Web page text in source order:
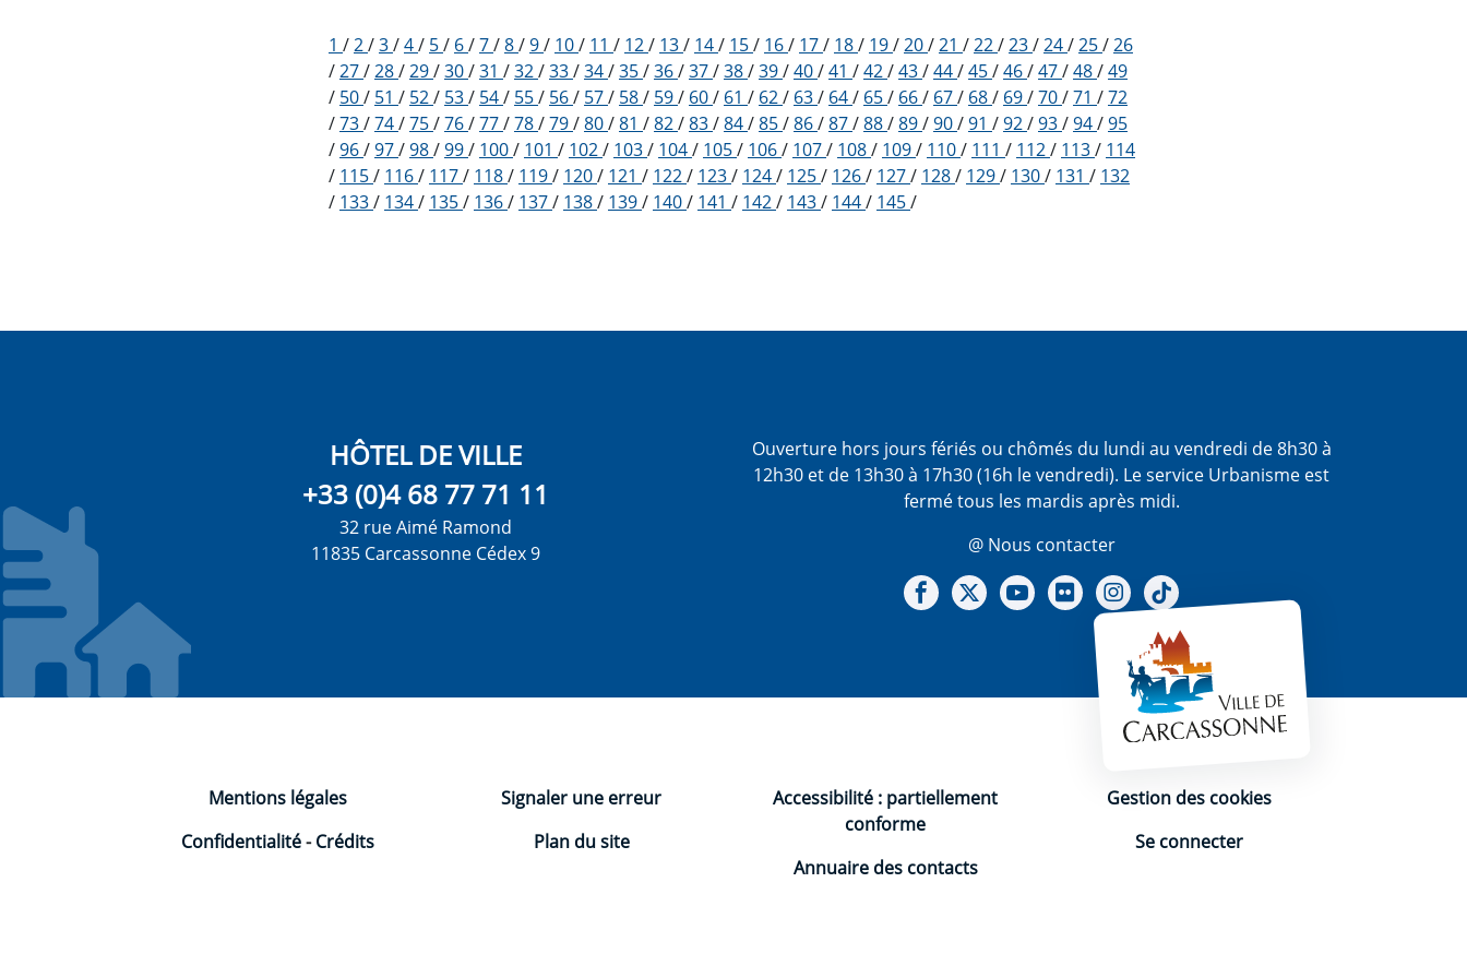
1 /2/3/4/ 5/ 6/7/8/9/ 10/ 11 / 12/ 13/ 14/ 15/ 16/ 17/ 18/ 19/20/21 /22/23/24/25/26
/27/28/29/30/31 /32/33/34/35/36/37/38/39/40/41 /42/43/44/45/46/47/48/49
/ 50/ 51 / 52/ 53/ 54/ 55/ 56/ 57/ 58/ 59/ 60/ 61 / 62/ 63/ 64/ 65/ 66/ 67/ 68/ 69/70/71 /72
/73/74/75/76/77/78/79/80/81 /82/83/84/85/86/87/88/89/90/91 /92/93/94/95
/96/97/98/99/ 100/ 101 / 102/ 103/ 104/ 105/ 106/ 107/ 108/ 109/ 110/ 111 / 112/ 113/ 114
/ 115/ 116/ 117/ 118/ 119/ 120/ 121 / 122/ 123/ 124/ 125/ 126/ 127/ 128/ 129/ 130/ 131 / 132
/ 133/ 134/ 135/ 136/ 137/ 138/ 139/ 140/ 141 / 142/ 143/ 144/ 145/
HÔTEL DE VILLE
+33 (0)4 68 77 71 11
32 rue Aimé Ramond
11835 Carcassonne Cédex 9
Ouverture hors jours fériés ou chômés du lundi au vendredi de 8h30 à
12h30 et de 13h30 à 17h30 (16h le vendredi). Le service Urbanisme est
fermé tous les mardis après midi.
@ Nous contacter
Notre Facebook
Notre X - (twitter)
Notre chaine Youtube
Notre Gallerie sur Flickr
Notre Instagram
Mentions légales
Confidentialité-Crédits
Signaler une erreur
Plan du site
Accessibilité : partiellement
conforme
Annuaire des contacts
Gestion des cookies
Se connecter